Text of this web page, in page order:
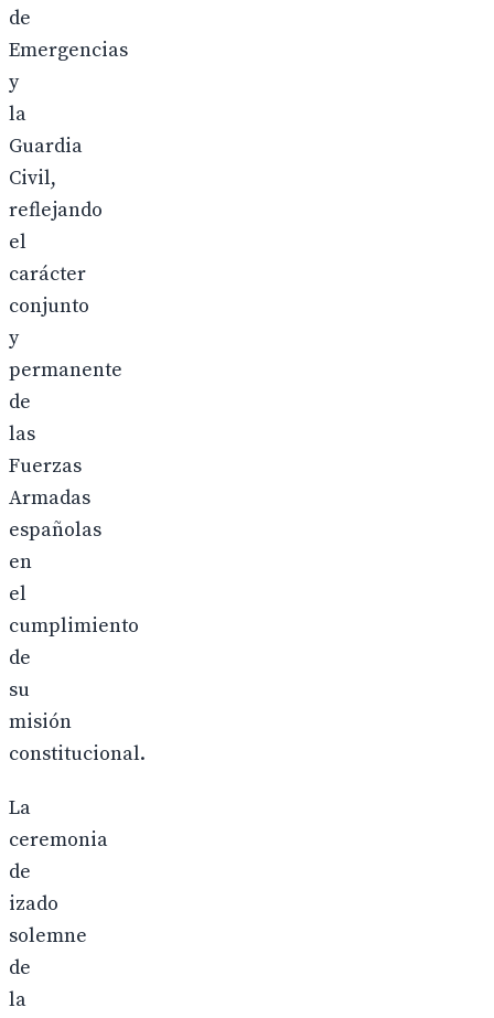
de
Emergencias
y
la
Guardia
Civil,
reflejando
el
carácter
conjunto
y
permanente
de
las
Fuerzas
Armadas
españolas
en
el
cumplimiento
de
su
misión
constitucional.
La
ceremonia
de
izado
solemne
de
la